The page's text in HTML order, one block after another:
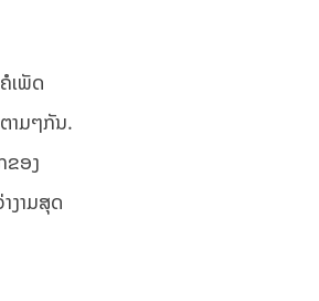
ເພັດ
າມໆກັນ.
ຂອງ
ງາມສຸດ